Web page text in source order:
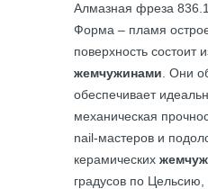
Алмазная фреза
Форма – пламя
поверхность
жемчужинами . Они
обеспечивает
механическая
nail-мастеров и
керамических
градусов по